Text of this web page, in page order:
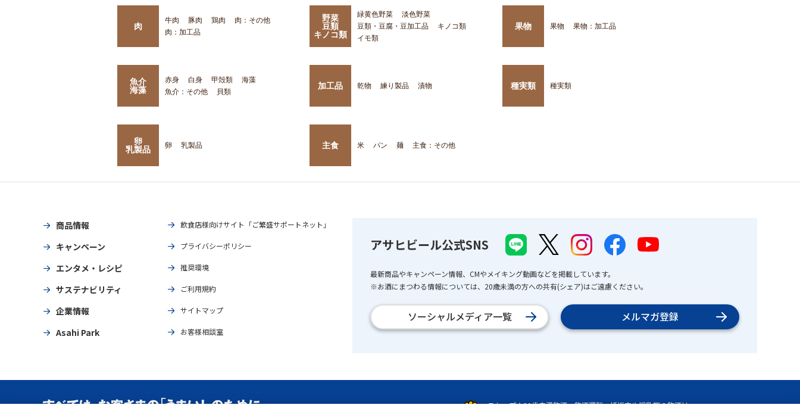
肉
牛肉 豚肉 鶏肉
肉：その他
肉：加工品
野菜
豆類
キノコ類
緑黄色野菜
淡色野菜
豆類・豆腐・豆加工品
キノコ類
イモ類
果物 果物 果物：加工品
魚介
海藻
赤身 白身 甲殻類
海藻
魚介：その他
貝類
加工品 乾物 練り製品 漬物 種実類 種実類
卵
乳製品
卵 乳製品 主食 米 パン 麺 主食：その他
商品情報
キャンペーン
エンタメ・レシピ
サステナビリティ
企業情報
Asahi Park
飲食店様向けサイト「ご繁盛サポートネット」
プライバシーポリシー
推奨環境
ご利用規約
サイトマップ
お客様相談室
アサヒビール公式SNS
最新商品やキャンペーン情報、CMやメイキング動画などを掲載しています。
※お酒にまつわる情報については、20歳未満の方への共有(シェア)はご遠慮ください。
ソーシャルメディア一覧 メルマガ登録